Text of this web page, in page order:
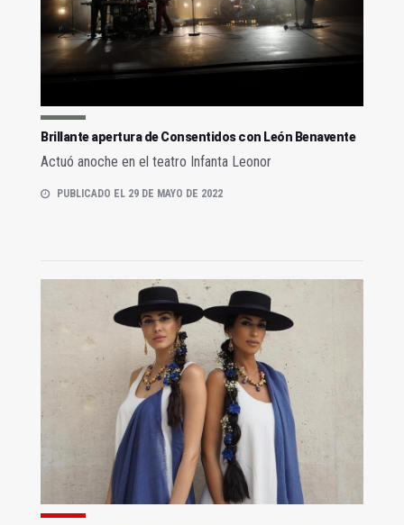
Brillante apertura de Consentidos con León Benavente
Actuó anoche en el teatro Infanta Leonor
PUBLICADO EL 29 DE MAYO DE 2022